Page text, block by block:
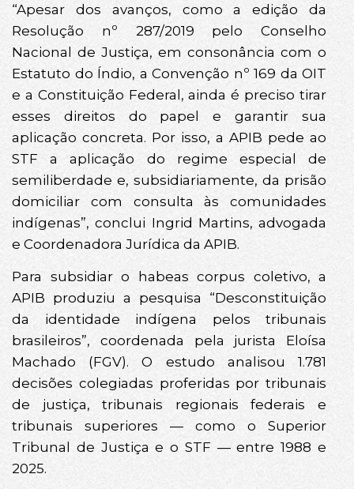
“Apesar dos avanços, como a edição da
Resolução nº 287/2019 pelo Conselho
Nacional de Justiça, em consonância com o
Estatuto do Índio, a Convenção nº 169 da OIT
e a Constituição Federal, ainda é preciso tirar
esses direitos do papel e garantir sua
aplicação concreta. Por isso, a APIB pede ao
STF a aplicação do regime especial de
semiliberdade e, subsidiariamente, da prisão
domiciliar com consulta às comunidades
indígenas”, conclui Ingrid Martins, advogada
e Coordenadora Jurídica da APIB.
Para subsidiar o habeas corpus coletivo, a
APIB produziu a pesquisa “Desconstituição
da identidade indígena pelos tribunais
brasileiros”, coordenada pela jurista Eloísa
Machado (FGV). O estudo analisou 1.781
decisões colegiadas proferidas por tribunais
de justiça, tribunais regionais federais e
tribunais superiores — como o Superior
Tribunal de Justiça e o STF — entre 1988 e
2025.